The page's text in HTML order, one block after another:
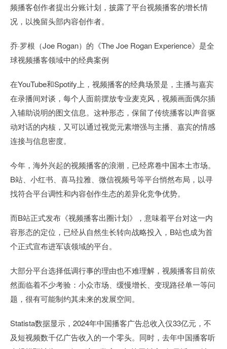
频播客创作者提出分账计划，披露了平台视频播客的增长情
况，以挽留头部内容创作者。
乔·罗根（Joe Rogan）的《The Joe Rogan Experience》是全
球视频播客领域中的经典案例
在YouTube和Spotify上，视频播客的经典场景是，主播与嘉宾
在录播间对谈，每个人面前摆放专业麦克风，视频画面偶尔插
入辅助说明的图文信息。这种形态，保留了传统播客以声音驱
动对话的内核，又可以通过视觉元素增强与主播、嘉宾的情感
连接与信息密度。
今年，海外兴起的视频播客的浪潮，已经席卷中国本土市场。
B站、小红书、喜马拉雅、微信视频号等平台悄然布局，以寻
找符合平台调性和内容创作生态的差异化竞争优势。
而B站正式发布《视频播客出圈计划》，意味着平台对这一内
容形态的定位，已经从自然生长转向战略投入，B站也成为首
个正式宣布进军该领域的平台。
大部分平台选择低调行事的理由也不难理解，视频播客目前依
然面临着不少考验：小众市场、缓慢增长、变现路径单一等问
题，很有可能制约其未来的发展空间。
Statista数据显示，2024年中国播客广告总收入仅33亿元，不
及短视频数千亿广告收入的一个零头。同时，去年中国播客听